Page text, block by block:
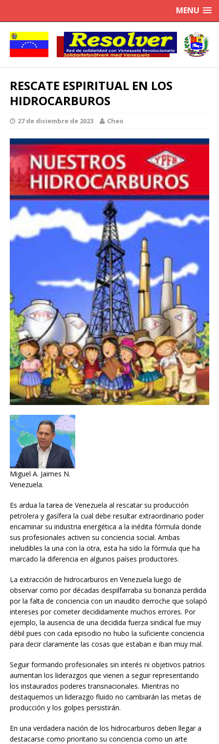
MENU
RESCATE ESPIRITUAL EN LOS
HIDROCARBUROS
27 de diciembre de 2023 Cheo
Miguel A. Jaimes N.
Venezuela.
Es ardua la tarea de Venezuela al rescatar su producción
petrolera y gasífera la cual debe resultar extraordinario poder
encaminar su industria energética a la inédita fórmula donde
sus profesionales activen su conciencia social. Ambas
ineludibles la una con la otra, esta ha sido la fórmula que ha
marcado la diferencia en algunos países productores.
La extracción de hidrocarburos en Venezuela luego de
observar como por décadas despilfarraba su bonanza perdida
por la falta de conciencia con un inaudito derroche que solapó
intereses por cometer decididamente muchos errores. Por
ejemplo, la ausencia de una decidida fuerza sindical fue muy
débil pues con cada episodio no hubo la suficiente conciencia
para decir claramente las cosas que estaban e iban muy mal.
Seguir formando profesionales sin interés ni objetivos patrios
aumentan los liderazgos que vienen a seguir representando
los instaurados poderes transnacionales. Mientras no
destaquemos un liderazgo fluido no cambiarán las metas de
producción y los golpes persistirán.
En una verdadera nación de los hidrocarburos deben llegar a
destacarse como prioritario su conciencia como un arte